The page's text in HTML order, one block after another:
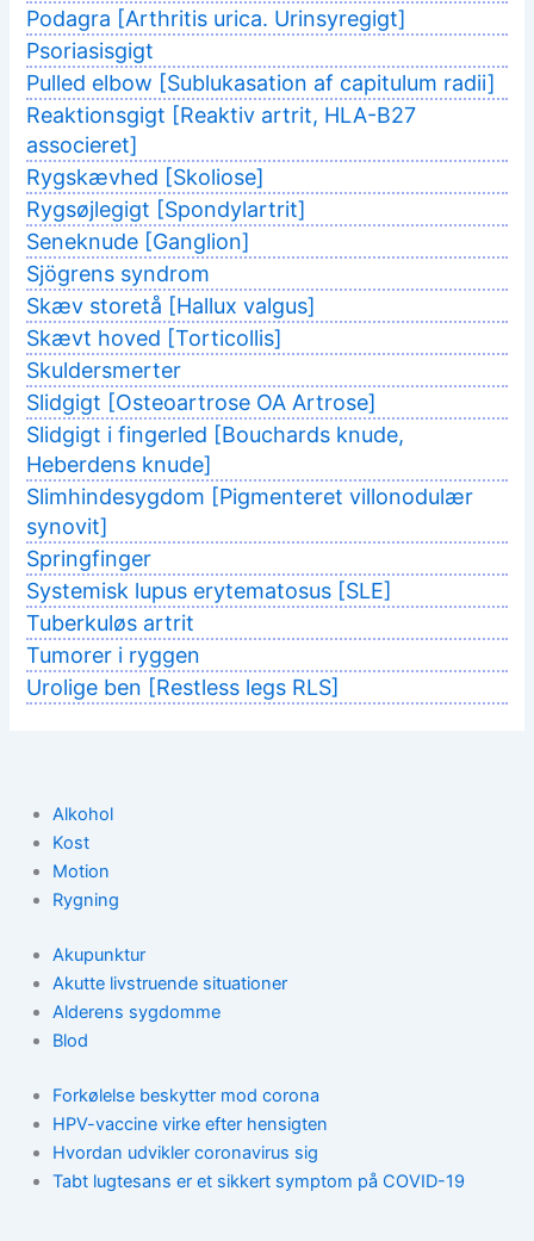
Podagra [Arthritis urica. Urinsyregigt]
Psoriasisgigt
Pulled elbow [Sublukasation af capitulum radii]
Reaktionsgigt [Reaktiv artrit, HLA-B27
associeret]
Rygskævhed [Skoliose]
Rygsøjlegigt [Spondylartrit]
Seneknude [Ganglion]
Sjögrens syndrom
Skæv storetå [Hallux valgus]
Skævt hoved [Torticollis]
Skuldersmerter
Slidgigt [Osteoartrose OA Artrose]
Slidgigt i fingerled [Bouchards knude,
Heberdens knude]
Slimhindesygdom [Pigmenteret villonodulær
synovit]
Springfinger
Systemisk lupus erytematosus [SLE]
Tuberkuløs artrit
Tumorer i ryggen
Urolige ben [Restless legs RLS]
Alkohol
Kost
Motion
Rygning
Akupunktur
Akutte livstruende situationer
Alderens sygdomme
Blod
Forkølelse beskytter mod corona
HPV-vaccine virke efter hensigten
Hvordan udvikler coronavirus sig
Tabt lugtesans er et sikkert symptom på COVID-19